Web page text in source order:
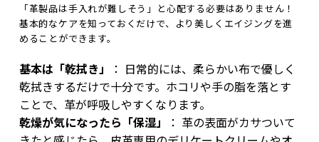
「革製品は手入れが難しそう」と心配する必要はありません！
基本的なケアを知っておくだけで、より美しくエイジングを進
めることができます。
基本は「乾拭き」
： 日常的には、柔らかい布で優しく
乾拭きするだけで十分です。ホコリや手の脂を落とす
ことで、革が呼吸しやすくなります。
乾燥が気になったら「保湿」
： 革の表面がカサついて